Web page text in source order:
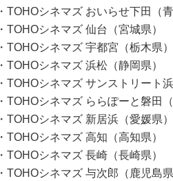
・TOHOシネマズ おいらせ下田（青
・TOHOシネマズ 仙台（宮城県）
・TOHOシネマズ 宇都宮（栃木県）
・TOHOシネマズ 浜松（静岡県）
・TOHOシネマズ サンストリート
・TOHOシネマズ ららぽーと磐田（
・TOHOシネマズ 新居浜（愛媛県）
・TOHOシネマズ 高知（高知県）
・TOHOシネマズ 長崎（長崎県）
・TOHOシネマズ 与次郎（鹿児島県